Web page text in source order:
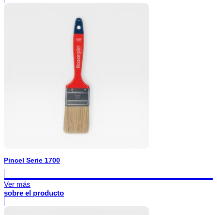
Pincel Serie 1700
Ver más
sobre el producto